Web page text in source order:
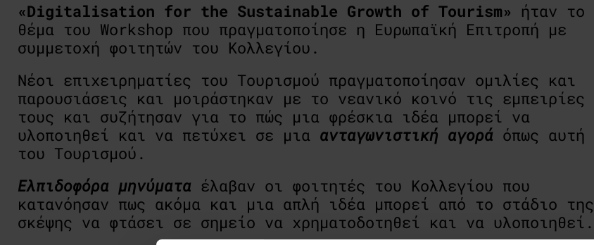
«Digitalisation for the Sustainable Growth of Tourism» ήταν το
θέμα του Workshop που πραγματοποίησε η Ευρωπαϊκή Επιτροπή με
συμμετοχή φοιτητών του Κολλεγίου.
Νέοι επιχειρηματίες του Τουρισμού πραγματοποίησαν ομιλίες και
παρουσιάσεις και μοιράστηκαν με το νεανικό κοινό τις εμπειρίες
τους και συζήτησαν για το πώς μια φρέσκια ιδέα μπορεί να
υλοποιηθεί και να πετύχει σε μια ανταγωνιστική αγορά όπως αυτή
του Τουρισμού.
Ελπιδοφόρα μηνύματα έλαβαν οι φοιτητές του Κολλεγίου που
κατανόησαν πως ακόμα και μια απλή ιδέα μπορεί από το στάδιο της
σκέψης να φτάσει σε σημείο να χρηματοδοτηθεί και να υλοποιηθεί.